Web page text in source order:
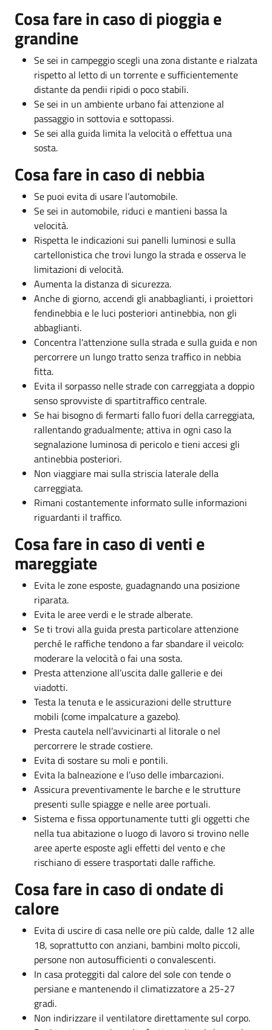
Cosa fare in caso di pioggia e
grandine
Se sei in campeggio scegli una zona distante e rialzata
rispetto al letto di un torrente e sufficientemente
distante da pendii ripidi o poco stabili.
Se sei in un ambiente urbano fai attenzione al
passaggio in sottovia e sottopassi.
Se sei alla guida limita la velocità o effettua una
sosta.
Cosa fare in caso di nebbia
Se puoi evita di usare l’automobile.
Se sei in automobile, riduci e mantieni bassa la
velocità.
Rispetta le indicazioni sui panelli luminosi e sulla
cartellonistica che trovi lungo la strada e osserva le
limitazioni di velocità.
Aumenta la distanza di sicurezza.
Anche di giorno, accendi gli anabbaglianti, i proiettori
fendinebbia e le luci posteriori antinebbia, non gli
abbaglianti.
Concentra l'attenzione sulla strada e sulla guida e non
percorrere un lungo tratto senza traffico in nebbia
fitta.
Evita il sorpasso nelle strade con carreggiata a doppio
senso sprovviste di spartitraffico centrale.
Se hai bisogno di fermarti fallo fuori della carreggiata,
rallentando gradualmente; attiva in ogni caso la
segnalazione luminosa di pericolo e tieni accesi gli
antinebbia posteriori.
Non viaggiare mai sulla striscia laterale della
carreggiata.
Rimani costantemente informato sulle informazioni
riguardanti il traffico.
Cosa fare in caso di venti e
mareggiate
Evita le zone esposte, guadagnando una posizione
riparata.
Evita le aree verdi e le strade alberate.
Se ti trovi alla guida presta particolare attenzione
perché le raffiche tendono a far sbandare il veicolo:
moderare la velocità o fai una sosta.
Presta attenzione all’uscita dalle gallerie e dei
viadotti.
Testa la tenuta e le assicurazioni delle strutture
mobili (come impalcature a gazebo).
Presta cautela nell’avvicinarti al litorale o nel
percorrere le strade costiere.
Evita di sostare su moli e pontili.
Evita la balneazione e l’uso delle imbarcazioni.
Assicura preventivamente le barche e le strutture
presenti sulle spiagge e nelle aree portuali.
Sistema e fissa opportunamente tutti gli oggetti che
nella tua abitazione o luogo di lavoro si trovino nelle
aree aperte esposte agli effetti del vento e che
rischiano di essere trasportati dalle raffiche.
Cosa fare in caso di ondate di
calore
Evita di uscire di casa nelle ore più calde, dalle 12 alle
18, soprattutto con anziani, bambini molto piccoli,
persone non autosufficienti o convalescenti.
In casa proteggiti dal calore del sole con tende o
persiane e mantenendo il climatizzatore a 25-27
gradi.
Non indirizzare il ventilatore direttamente sul corpo.